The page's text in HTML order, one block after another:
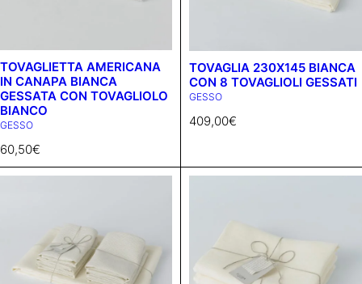
TOVAGLIETTA AMERICANA
IN CANAPA BIANCA
GESSATA CON TOVAGLIOLO
BIANCO
GESSO
60,50€
TOVAGLIA 230X145 BIANCA
CON 8 TOVAGLIOLI GESSATI
GESSO
409,00€